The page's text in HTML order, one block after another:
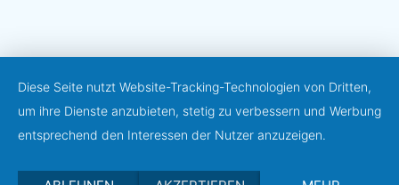
Diese Seite nutzt Website-Tracking-Technologien von Dritten,
um ihre Dienste anzubieten, stetig zu verbessern und Werbung
entsprechend den Interessen der Nutzer anzuzeigen.